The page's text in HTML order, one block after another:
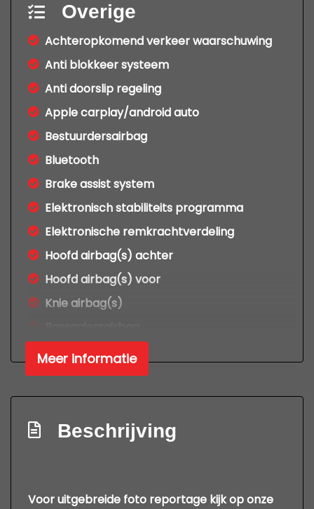
Overige
Achteropkomend verkeer waarschuwing
Anti blokkeer systeem
Anti doorslip regeling
Apple carplay/android auto
Bestuurdersairbag
Bluetooth
Brake assist system
Elektronisch stabiliteits programma
Elektronische remkrachtverdeling
Hoofd airbag(s) achter
Hoofd airbag(s) voor
Knie airbag(s)
Zij airbag(s) voor
Exterieur
Buitenspiegels in carrosseriekleur
afstandsbediening
Meer informatie
Beschrijving
Voor uitgebreide foto reportage kijk op onze